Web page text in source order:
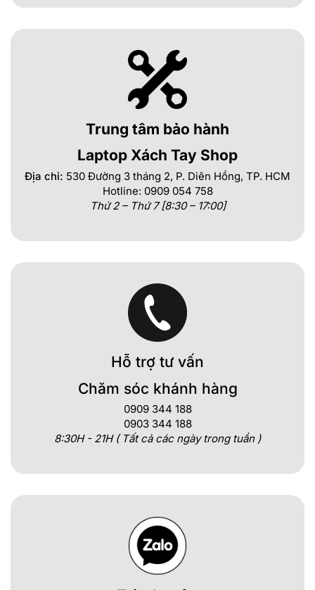
Trung tâm bảo hành
Laptop Xách Tay Shop
Địa chỉ: 530 Đường 3 tháng 2, P. Diên Hồng, TP. HCM
Hotline: 0909 054 758
Thứ 2 – Thứ 7 [8:30 – 17:00]
Hỗ trợ tư vấn
Chăm sóc khánh hàng
0909 344 188
0903 344 188
8:30H - 21H ( Tất cả các ngày trong tuần )